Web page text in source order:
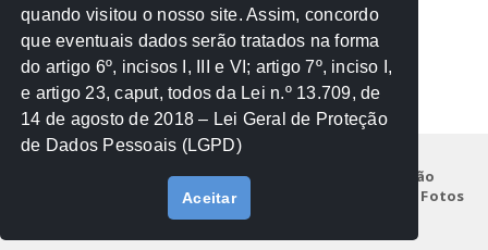
Mato Grosso do Sul
Paraná
Nacional
Institucional
Legislação
Notícias
Galeria de Fotos
Fale Conosco
quando visitou o nosso site. Assim, concordo
que eventuais dados serão tratados na forma
do artigo 6º, incisos I, III e VI; artigo 7º, inciso I,
e artigo 23, caput, todos da Lei n.º 13.709, de
14 de agosto de 2018 – Lei Geral de Proteção
de Dados Pessoais (LGPD)
Aceitar